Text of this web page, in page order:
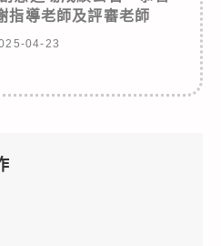
指導老師及評審老師
04-23